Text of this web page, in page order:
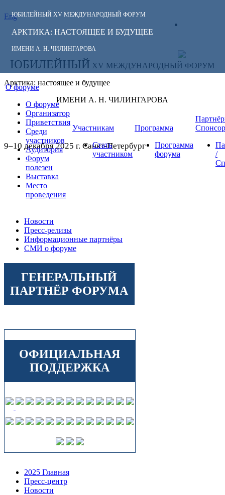
ЮБИЛЕЙНЫЙ XV МЕЖДУНАРОДНЫЙ ФОРУМ
АРКТИКА: НАСТОЯЩЕЕ И БУДУЩЕЕ
ИМЕНИ А. Н. ЧИЛИНГАРОВА
Eng
СЛЕДИТЕ ЗА
НОВОСТЯМИ
ФОРУМА:
ЮБИЛЕЙНЫЙ XV МЕЖДУНАРОДНЫЙ ФОРУМ
Арктика: настоящее и будущее
ИМЕНИ А. Н. ЧИЛИНГАРОВА
9–10 декабря 2025 г. Санкт-Петербург
О форуме
О форуме
Организатор
Приветствия
Среди
участников
Аудитория
Форум
полезен
Выставка
Место
проведения
Участникам
Стать
участником
Программа
Программа
форума
/
Новости
Пресс-релизы
Информационные партнёры
СМИ о форуме
ГЕНЕРАЛЬНЫЙ
ПАРТНЁР ФОРУМА
ОФИЦИАЛЬНАЯ
ПОДДЕРЖКА
2025 Главная
Пресс-центр
Новости